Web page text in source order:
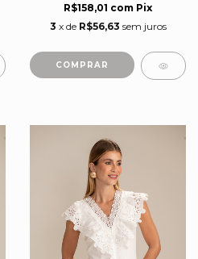
R$158,01 com Pix
3 x de R$56,63 sem juros
COMPRAR